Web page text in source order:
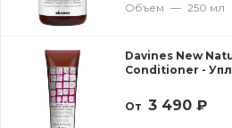
Объем — 250 мл
Davines New
Conditioner -
От 3 490 ₽